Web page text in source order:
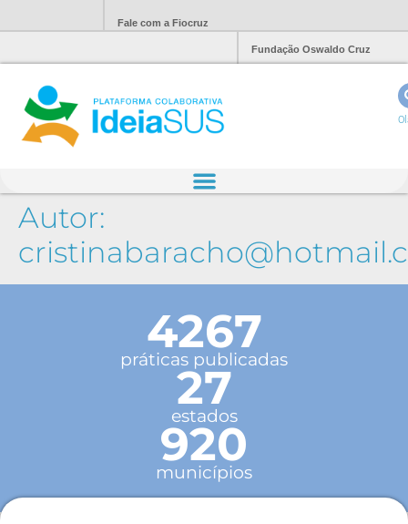
Fale com a Fiocruz
Fundação Oswaldo Cruz
Autor:
4267
práticas publicadas
27
estados
920
municípios